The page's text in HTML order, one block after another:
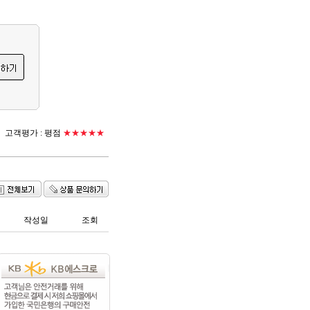
고객평가 : 평점 ★★★★★
작성일 조회